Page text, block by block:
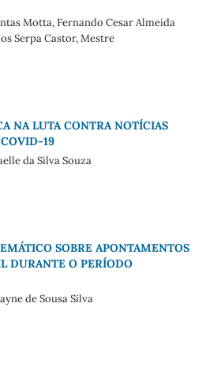
Motta, Fernando Cesar Almeida
Serpa Castor, Mestre
NA LUTA CONTRA NOTÍCIAS
19
da Silva Souza
SOBRE APONTAMENTOS
DURANTE O PERÍODO
de Sousa Silva